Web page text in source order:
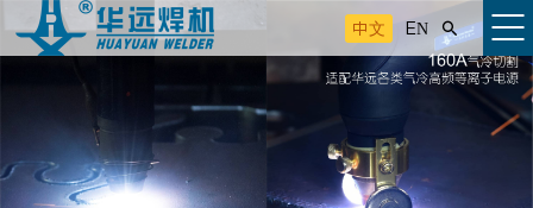
中文 EN 